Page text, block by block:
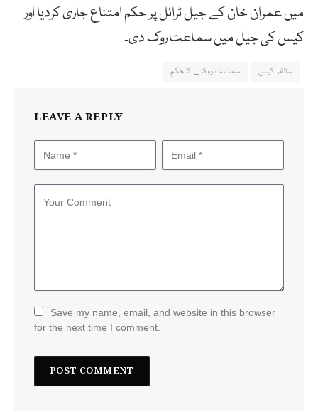
میں عمران خان کے جیل ٹرائل پر حکم امتناع جاری کردیا اور
کیس کی جیل میں سماعت روک دی۔
سائفر کیس سماعت روکنے کا حکم
LEAVE A REPLY
Save my name, email, and website in this browser
for the next time I comment.